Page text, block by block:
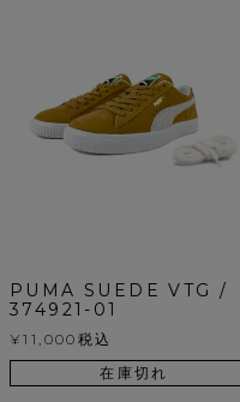
PUMA SUEDE VTG /
374921-01
¥11,000 税込
在庫切れ